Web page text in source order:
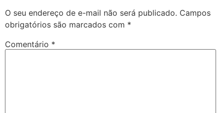
O seu endereço de e-mail não será publicado. Campos
obrigatórios são marcados com *
Comentário *